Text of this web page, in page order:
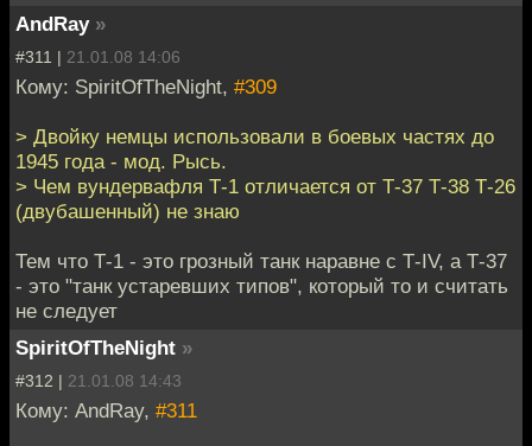
AndRay »
#311 | 21.01.08 14:06
Кому: SpiritOfTheNight, #309
> Двойку немцы использовали в боевых частях до
1945 года - мод. Рысь.
> Чем вундервафля Т-1 отличается от Т-37 Т-38 Т-26
(двубашенный) не знаю
Тем что Т-1 - это грозный танк наравне с Т-IV, а Т-37
- это "танк устаревших типов", который то и считать
не следует
SpiritOfTheNight »
#312 | 21.01.08 14:43
Кому: AndRay, #311